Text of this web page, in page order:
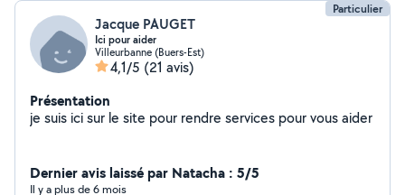
Particulier
Jacque PAUGET
Ici pour aider
Villeurbanne (Buers-Est)
4,1/5 (21 avis)
Présentation
je suis ici sur le site pour rendre services pour vous aider
Dernier avis laissé par Natacha : 5/5
Il y a plus de 6 mois